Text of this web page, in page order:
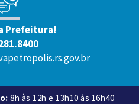
Prefeitura!
8h às 12h e 13h10 às 16h40